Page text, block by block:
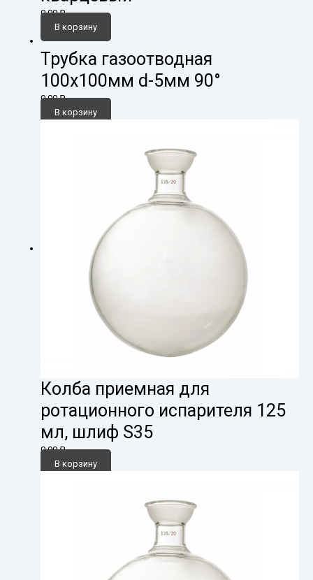
0,00₽
В корзину
Трубка газоотводная
100х100мм d-5мм 90°
0,00₽
В корзину
Колба приемная для
ротационного испарителя 125
мл, шлиф S35
0,00₽
В корзину